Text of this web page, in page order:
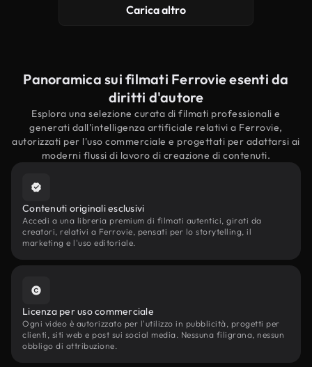
Carica altro
Panoramica sui filmati Ferrovie esenti da
diritti d'autore
Esplora una selezione curata di filmati professionali e
generati dall'intelligenza artificiale relativi a Ferrovie,
autorizzati per l'uso commerciale e progettati per adattarsi ai
moderni flussi di lavoro di creazione di contenuti.
Contenuti originali esclusivi
Accedi a una libreria premium di filmati autentici, girati da
creatori, relativi a Ferrovie, pensati per lo storytelling, il
marketing e l'uso editoriale.
Licenza per uso commerciale
Ogni video è autorizzato per l'utilizzo in pubblicità, progetti per
clienti, siti web e post sui social media. Nessuna filigrana, nessun
obbligo di attribuzione.